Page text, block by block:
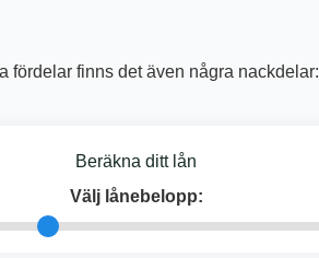
fördelar finns det även några nackdelar:
Beräkna ditt lån
Välj lånebelopp: